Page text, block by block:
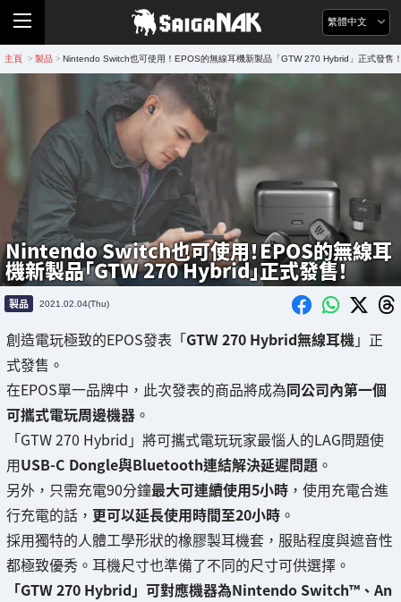
繁體中文
主頁 > 製品 > Nintendo Switch也可使用！EPOS的無線耳機新製品「GTW 270 Hybrid」正式發售
Nintendo Switch也可使用！EPOS的無線耳
機新製品「GTW 270 Hybrid」正式發售！
製品 2021.02.04(Thu)
創造電玩極致的EPOS發表「GTW 270 Hybrid無線耳機」正
式發售。
在EPOS單一品牌中，此次發表的商品將成為同公司內第一個
可攜式電玩周邊機器 。
「GTW 270 Hybrid」將可攜式電玩玩家最惱人的LAG問題使
用USB-C Dongle與Bluetooth連結解決延遲問題 。
另外，只需充電90分鐘最大可連續使用5小時 ，使用充電合進
行充電的話， 更可以延長使用時間至20小時 。
採用獨特的人體工學形狀的橡膠製耳機套，服貼程度與遮音性
都極致優秀。耳機尺寸也準備了不同的尺寸可供選擇。
「GTW 270 Hybrid」可對應機器為Nintendo Switch™、An